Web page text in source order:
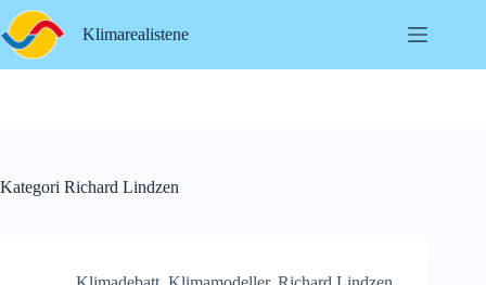
Hopp
til
innholdet
Klimarealistene
Kategori Richard Lindzen